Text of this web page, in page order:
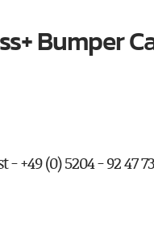
Bumper
+49 (0) 5204 - 92 47